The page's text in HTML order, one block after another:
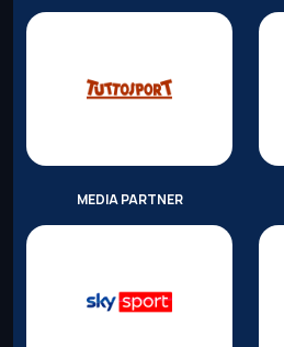
MEDIA PARTNER